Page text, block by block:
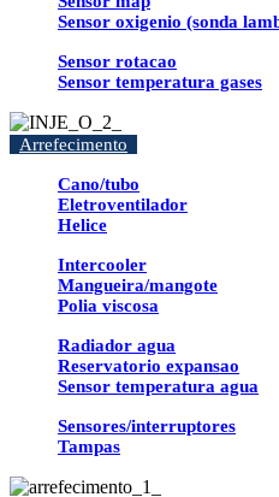
Sensor oxigenio (sonda
Sensor rotacao
Sensor temperatura gases
Arrefecimento
Cano/tubo
Eletroventilador
Helice
Intercooler
Mangueira/mangote
Polia viscosa
Radiador agua
Reservatorio expansao
Sensor temperatura agua
Sensores/interruptores
Tampas